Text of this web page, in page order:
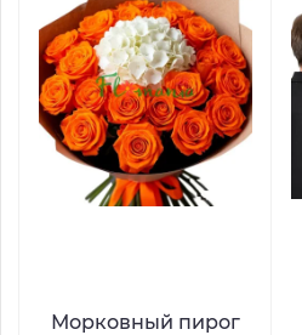
Морковный пирог